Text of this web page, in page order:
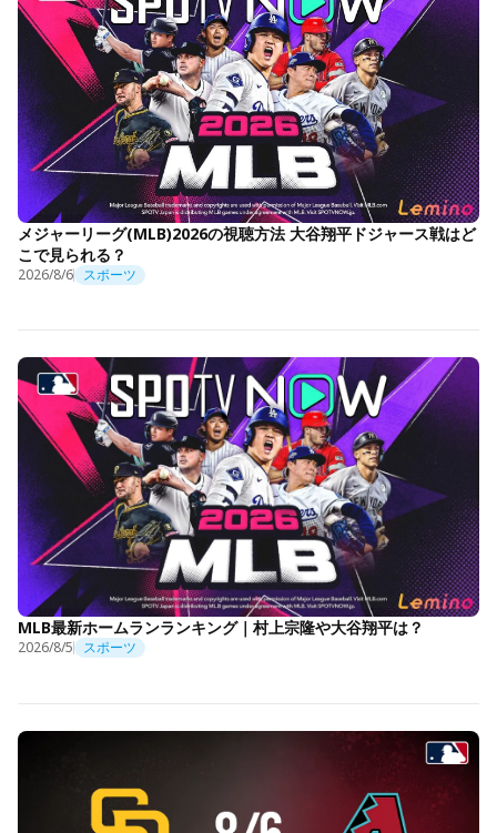
メジャーリーグ(MLB)2026の視聴方法 大谷翔平ドジャース戦はど
こで見られる？
2026/8/6 スポーツ
MLB最新ホームランランキング｜村上宗隆や大谷翔平は？
2026/8/5 スポーツ